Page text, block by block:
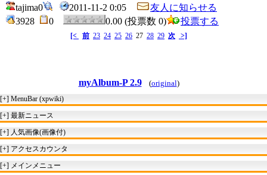
tajima0
2011-11-2 0:05
友人に知らせる
3928
0 0.00 (投票数 0) 投票する
[< 前 23 24 25 26 27 28 29 次 >]
myAlbum-P 2.9 (original)
[+] MenuBar (xpwiki)
[+] 最新ニュース
[+] 人気画像(画像付)
[+] アクセスカウンタ
[+] メインメニュー